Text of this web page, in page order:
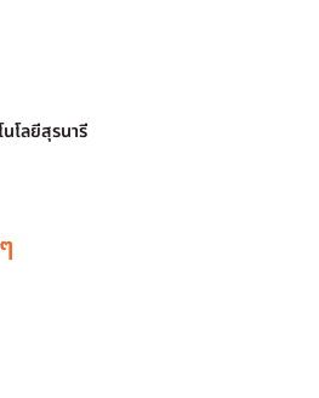
โลยีสุรนารี